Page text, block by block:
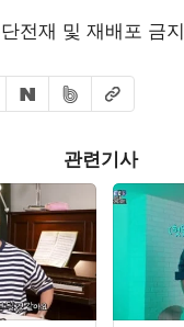
전재 및 재배포 금지
기
공유하기
공유하기
네이버 공유하기
밴드 공유하기
URL복사
관련기사